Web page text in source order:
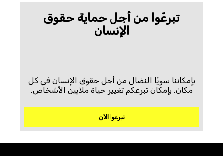
تبرعّوا من أجل حماية حقوق
الإنسان
بإمكاننا سويًا النضال من أجل حقوق الإنسان في كل
مكان. بإمكان تبرعكم تغيير حياة ملايين الأشخاص.
تبرعوا الآن